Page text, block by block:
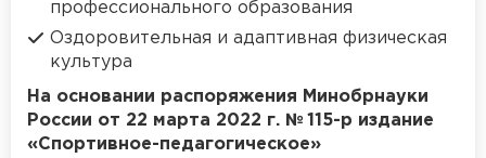
профессионального образования
Оздоровительная и адаптивная физическая
культура
На основании распоряжения Минобрнауки
России от 22 марта 2022 г. № 115-р издание
«Спортивное-педагогическое»